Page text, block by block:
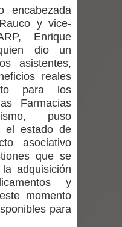
durante la
especialistas U.
creciente interés
y coreana
Minvu en el
en medio de
sociales en
encabezada
y vice-
Enrique
dio un
asistentes,
reales
para los
Farmacias
puso
el estado de
asociativo
que se
adquisición
y
momento
para